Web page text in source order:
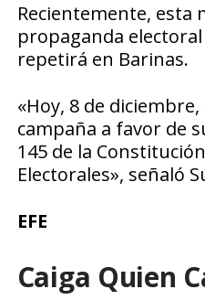
Recientemente, esta
propaganda
repetirá en Barinas.
«Hoy, 8 de
campaña a favor de
145 de la
Electorales», señaló
EFE
Caiga Quien